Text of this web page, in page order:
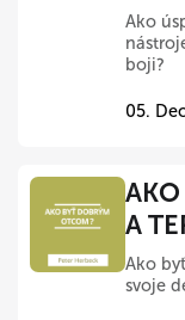
Ako
boji?
05.
AKO
A
Ako
svoje